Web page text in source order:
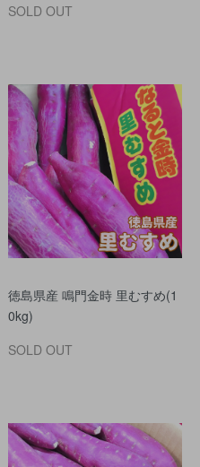
SOLD OUT
徳島県産 鳴門金時 里むすめ(1
0kg)
SOLD OUT